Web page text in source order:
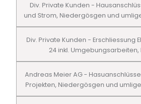
Div. Private Kunden -
und Strom, Niedergösgen und
Div. Private Kunden - Erschliessung
24 inkl. Umgebungsarbeiten,
Andreas Meier AG - Hasuanschlüsse
Projekten, Niedergösgen und